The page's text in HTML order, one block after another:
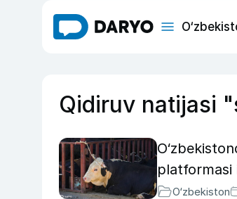
Qidiruv natijasi
platformasi
O‘zbekiston